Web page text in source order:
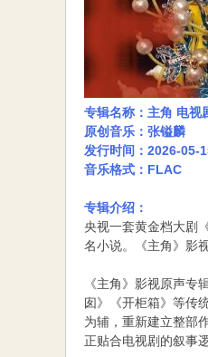
专辑名称：主角 电视
原创音乐：张镒麟
发行时间：2026-05-
音乐格式：FLAC
专辑介绍：
央视一套黄金档大剧
名小说。《主角》影
《主角》影视原声
囱》《开柜箱》等传
为辅，重新建立整部
正贴合电视剧的叙事